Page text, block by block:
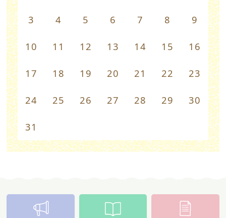
3 4 5 6 7 8 9
10 11 12 13 14 15 16
17 18 19 20 21 22 23
24 25 26 27 28 29 30
31